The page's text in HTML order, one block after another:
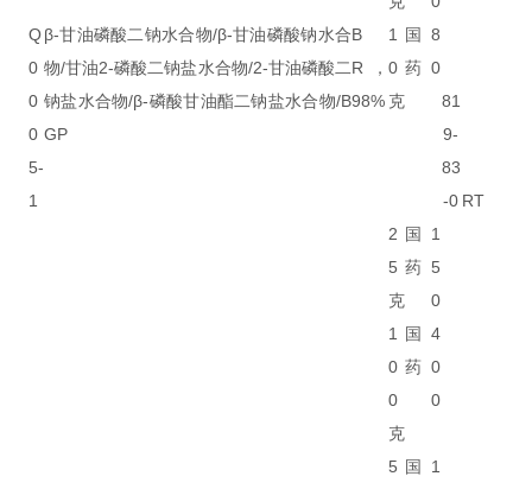
Q
0
0
0
5-
1
β-甘油磷酸二钠水合物/β-甘油磷酸钠水合
物/甘油2-磷酸二钠盐水合物/2-甘油磷酸二
钠盐水合物/β-磷酸甘油酯二钠盐水合物/B
GP
B
R，
98%
1
0
克
国
药
8
0
81
9-
83
-0 RT
2
5
克
国
药
1
5
0
1
0
0
克
国
药
4
0
0
5 国
1